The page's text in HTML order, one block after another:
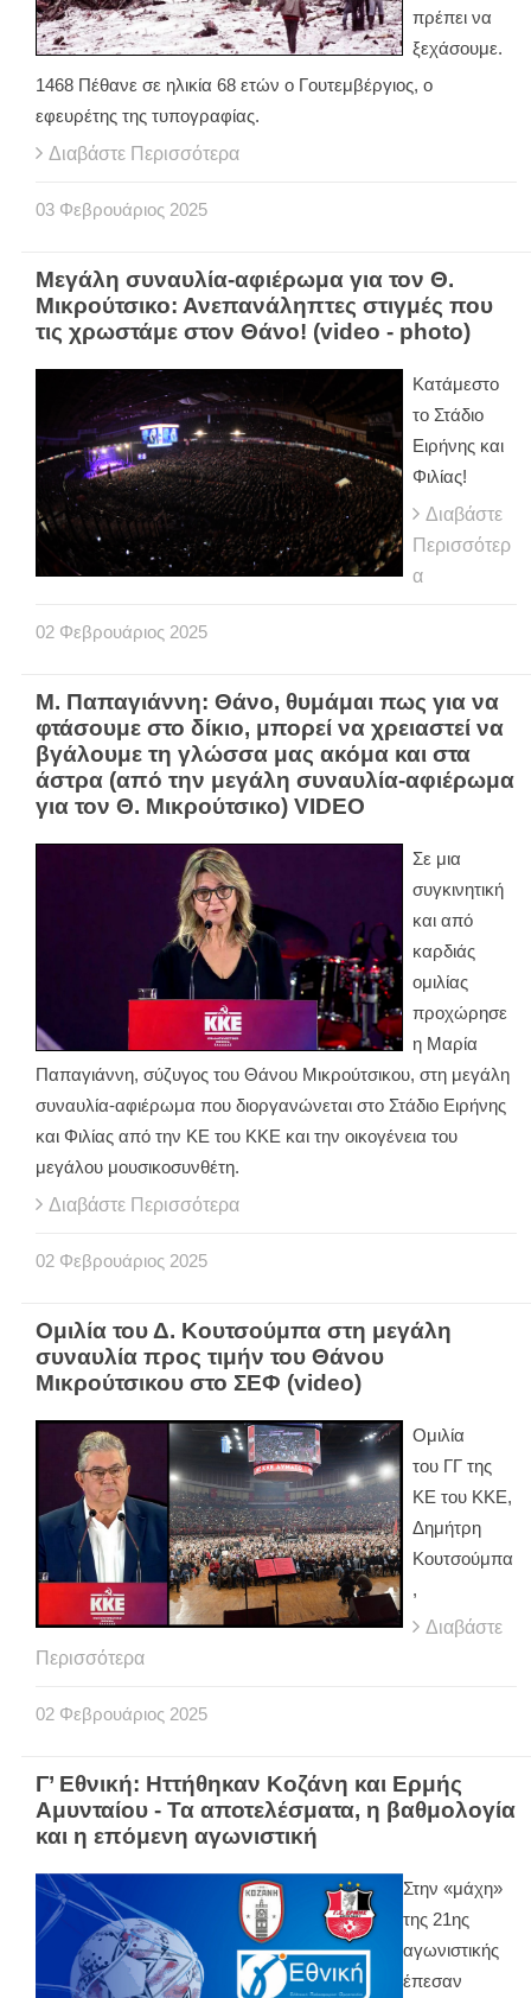
πρέπει να
ξεχάσουμε.
1468 Πέθανε σε ηλικία 68 ετών ο Γουτεμβέργιος, ο
εφευρέτης της τυπογραφίας.
Διαβάστε Περισσότερα
03 Φεβρουάριος 2025
Μεγάλη συναυλία-αφιέρωμα για τον Θ.
Μικρούτσικο: Ανεπανάληπτες στιγμές που
τις χρωστάμε στον Θάνο! (video - photo)
Κατάμεστο
το Στάδιο
Ειρήνης και
Φιλίας!
Διαβάστε
Περισσότερ
α
02 Φεβρουάριος 2025
Μ. Παπαγιάννη: Θάνο, θυμάμαι πως για να
φτάσουμε στο δίκιο, μπορεί να χρειαστεί να
βγάλουμε τη γλώσσα μας ακόμα και στα
άστρα (από την μεγάλη συναυλία-αφιέρωμα
για τον Θ. Μικρούτσικο) VIDEO
Σε μια
συγκινητική
και από
καρδιάς
ομιλίας
προχώρησε
η Μαρία
Παπαγιάννη, σύζυγος του Θάνου Μικρούτσικου, στη μεγάλη
συναυλία-αφιέρωμα που διοργανώνεται στο Στάδιο Ειρήνης
και Φιλίας από την ΚΕ του ΚΚΕ και την οικογένεια του
μεγάλου μουσικοσυνθέτη.
Διαβάστε Περισσότερα
02 Φεβρουάριος 2025
Ομιλία του Δ. Κουτσούμπα στη μεγάλη
συναυλία προς τιμήν του Θάνου
Μικρούτσικου στο ΣΕΦ (video)
Ομιλία
του ΓΓ της
ΚΕ του ΚΚΕ,
Δημήτρη
Κουτσούμπα
,
Διαβάστε
Περισσότερα
02 Φεβρουάριος 2025
Γ’ Εθνική: Ηττήθηκαν Κοζάνη και Ερμής
Αμυνταίου - Τα αποτελέσματα, η βαθμολογία
και η επόμενη αγωνιστική
Στην «μάχη»
της 21ης
αγωνιστικής
έπεσαν